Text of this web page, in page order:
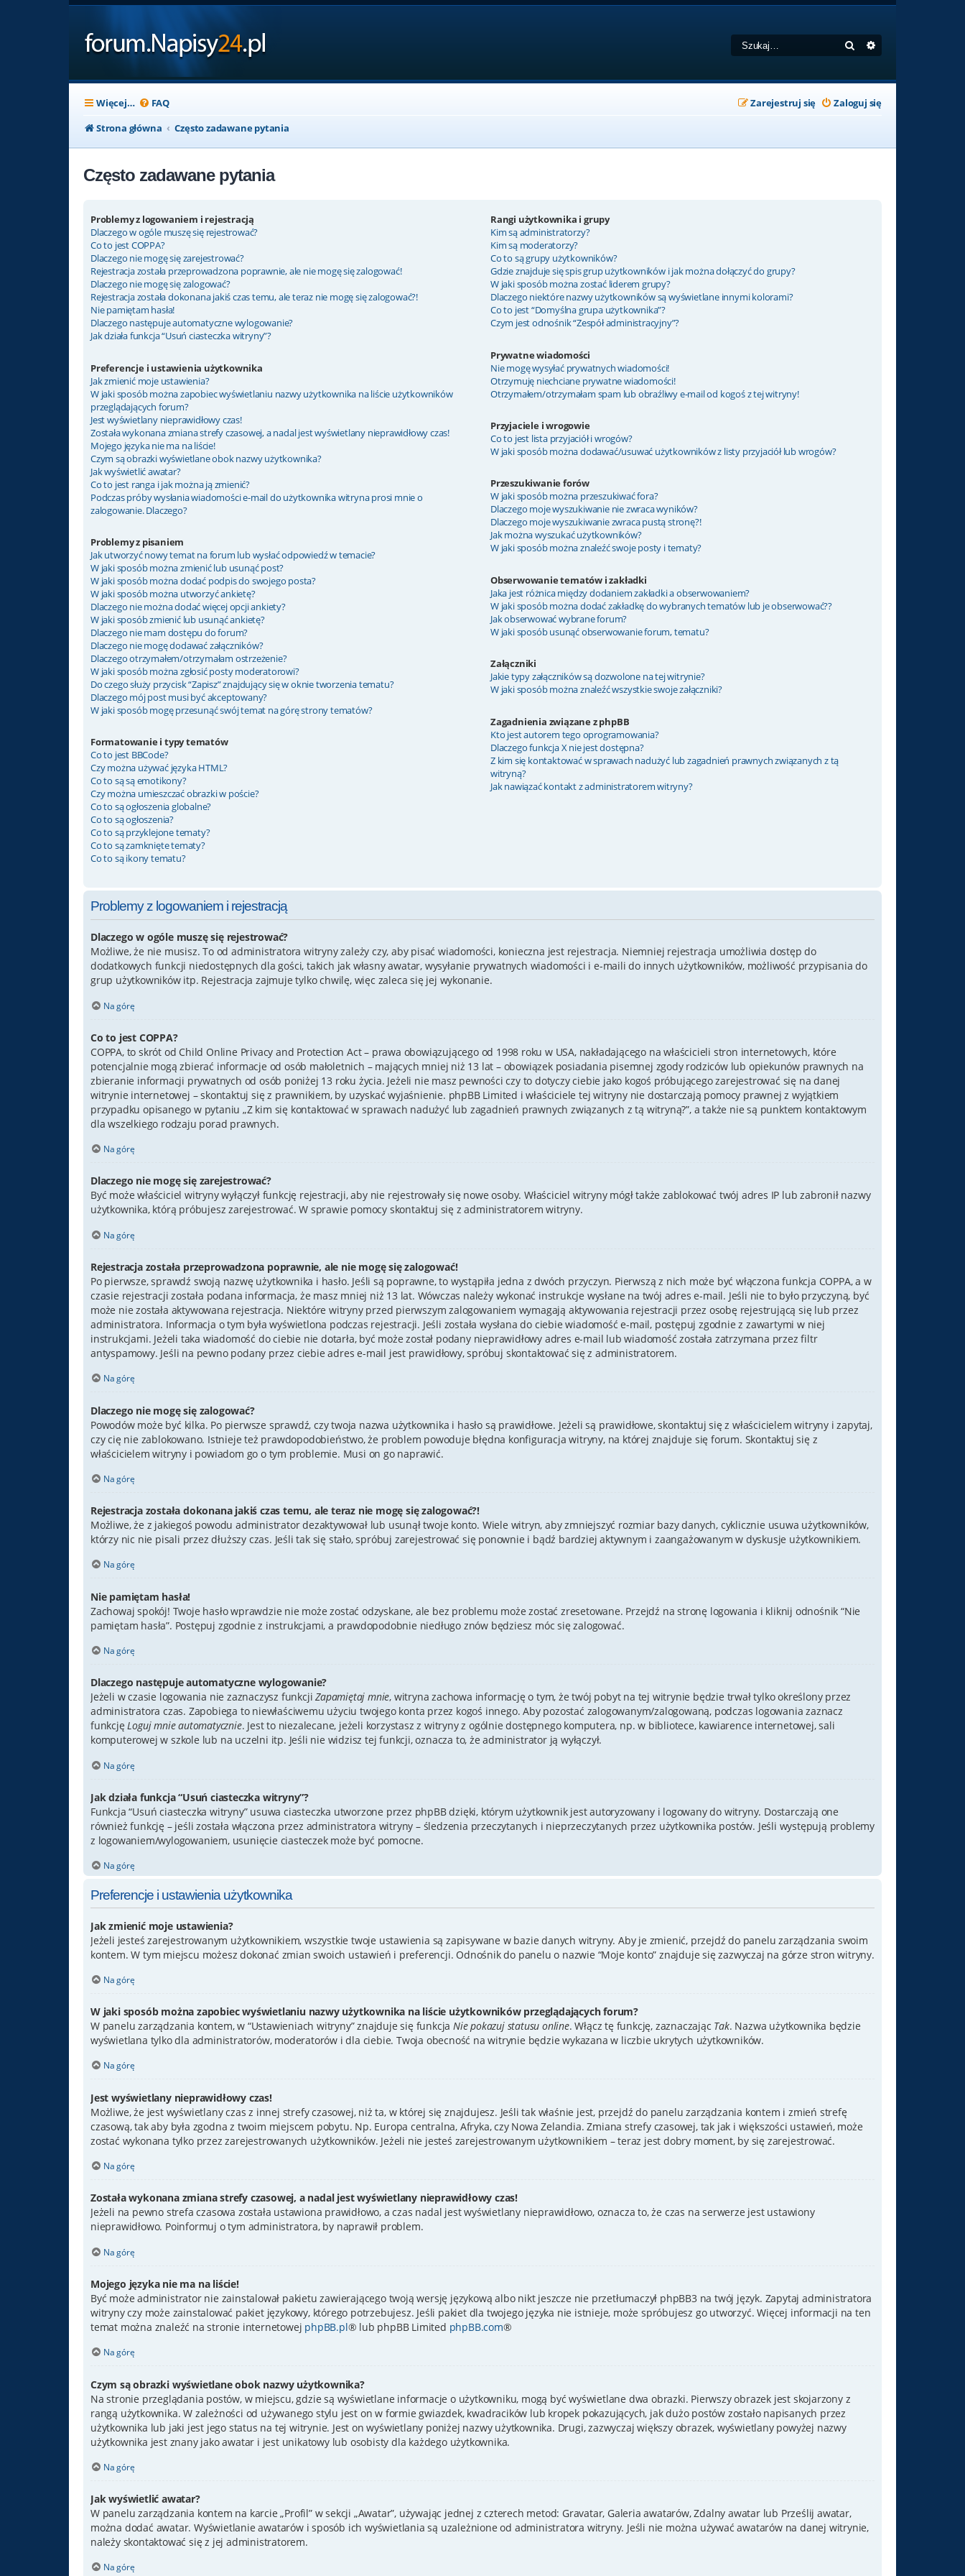
Szukaj
Więcej… FAQ Zaloguj się
Zarejestruj się
Strona główna
Często zadawane pytania
Często zadawane pytania
Problemy z logowaniem i rejestracją
Dlaczego w ogóle muszę się rejestrować?
Co to jest COPPA?
Dlaczego nie mogę się zarejestrować?
Rejestracja została przeprowadzona poprawnie, ale nie mogę się zalogować!
Dlaczego nie mogę się zalogować?
Rejestracja została dokonana jakiś czas temu, ale teraz nie mogę się zalogować?!
Nie pamiętam hasła!
Dlaczego następuje automatyczne wylogowanie?
Jak działa funkcja “Usuń ciasteczka witryny”?
Preferencje i ustawienia użytkownika
Jak zmienić moje ustawienia?
W jaki sposób można zapobiec wyświetlaniu nazwy użytkownika na liście użytkowników
przeglądających forum?
Jest wyświetlany nieprawidłowy czas!
Została wykonana zmiana strefy czasowej, a nadal jest wyświetlany nieprawidłowy czas!
Mojego języka nie ma na liście!
Czym są obrazki wyświetlane obok nazwy użytkownika?
Jak wyświetlić awatar?
Co to jest ranga i jak można ją zmienić?
Podczas próby wysłania wiadomości e-mail do użytkownika witryna prosi mnie o
zalogowanie. Dlaczego?
Problemy z pisaniem
Jak utworzyć nowy temat na forum lub wysłać odpowiedź w temacie?
W jaki sposób można zmienić lub usunąć post?
W jaki sposób można dodać podpis do swojego posta?
W jaki sposób można utworzyć ankietę?
Dlaczego nie można dodać więcej opcji ankiety?
W jaki sposób zmienić lub usunąć ankietę?
Dlaczego nie mam dostępu do forum?
Dlaczego nie mogę dodawać załączników?
Dlaczego otrzymałem/otrzymałam ostrzeżenie?
W jaki sposób można zgłosić posty moderatorowi?
Do czego służy przycisk “Zapisz” znajdujący się w oknie tworzenia tematu?
Dlaczego mój post musi być akceptowany?
W jaki sposób mogę przesunąć swój temat na górę strony tematów?
Formatowanie i typy tematów
Co to jest BBCode?
Czy można używać języka HTML?
Co to są są emotikony?
Czy można umieszczać obrazki w poście?
Co to są ogłoszenia globalne?
Co to są ogłoszenia?
Co to są przyklejone tematy?
Co to są zamknięte tematy?
Co to są ikony tematu?
Rangi użytkownika i grupy
Kim są administratorzy?
Kim są moderatorzy?
Co to są grupy użytkowników?
Gdzie znajduje się spis grup użytkowników i jak można dołączyć do grupy?
W jaki sposób można zostać liderem grupy?
Dlaczego niektóre nazwy użytkowników są wyświetlane innymi kolorami?
Co to jest “Domyślna grupa użytkownika”?
Czym jest odnośnik “Zespół administracyjny”?
Prywatne wiadomości
Nie mogę wysyłać prywatnych wiadomości!
Otrzymuję niechciane prywatne wiadomości!
Otrzymałem/otrzymałam spam lub obraźliwy e-mail od kogoś z tej witryny!
Przyjaciele i wrogowie
Co to jest lista przyjaciół i wrogów?
W jaki sposób można dodawać/usuwać użytkowników z listy przyjaciół lub wrogów?
Przeszukiwanie forów
W jaki sposób można przeszukiwać fora?
Dlaczego moje wyszukiwanie nie zwraca wyników?
Dlaczego moje wyszukiwanie zwraca pustą stronę?!
Jak można wyszukać użytkowników?
W jaki sposób można znaleźć swoje posty i tematy?
Obserwowanie tematów i zakładki
Jaka jest różnica między dodaniem zakładki a obserwowaniem?
W jaki sposób można dodać zakładkę do wybranych tematów lub je obserwować??
Jak obserwować wybrane forum?
W jaki sposób usunąć obserwowanie forum, tematu?
Załączniki
Jakie typy załączników są dozwolone na tej witrynie?
W jaki sposób można znaleźć wszystkie swoje załączniki?
Zagadnienia związane z phpBB
Kto jest autorem tego oprogramowania?
Dlaczego funkcja X nie jest dostępna?
Z kim się kontaktować w sprawach nadużyć lub zagadnień prawnych związanych z tą
witryną?
Jak nawiązać kontakt z administratorem witryny?
Problemy z logowaniem i rejestracją
Dlaczego w ogóle muszę się rejestrować?
Możliwe, że nie musisz. To od administratora witryny zależy czy, aby pisać wiadomości, konieczna jest rejestracja. Niemniej rejestracja umożliwia dostęp do
dodatkowych funkcji niedostępnych dla gości, takich jak własny awatar, wysyłanie prywatnych wiadomości i e-maili do innych użytkowników, możliwość przypisania do
grup użytkowników itp. Rejestracja zajmuje tylko chwilę, więc zaleca się jej wykonanie.
Na górę
Co to jest COPPA?
COPPA, to skrót od Child Online Privacy and Protection Act – prawa obowiązującego od 1998 roku w USA, nakładającego na właścicieli stron internetowych, które
potencjalnie mogą zbierać informacje od osób małoletnich – mających mniej niż 13 lat – obowiązek posiadania pisemnej zgody rodziców lub opiekunów prawnych na
zbieranie informacji prywatnych od osób poniżej 13 roku życia. Jeżeli nie masz pewności czy to dotyczy ciebie jako kogoś próbującego zarejestrować się na danej
witrynie internetowej – skontaktuj się z prawnikiem, by uzyskać wyjaśnienie. phpBB Limited i właściciele tej witryny nie dostarczają pomocy prawnej z wyjątkiem
przypadku opisanego w pytaniu „Z kim się kontaktować w sprawach nadużyć lub zagadnień prawnych związanych z tą witryną?”, a także nie są punktem kontaktowym
dla wszelkiego rodzaju porad prawnych.
Na górę
Dlaczego nie mogę się zarejestrować?
Być może właściciel witryny wyłączył funkcję rejestracji, aby nie rejestrowały się nowe osoby. Właściciel witryny mógł także zablokować twój adres IP lub zabronił nazwy
użytkownika, którą próbujesz zarejestrować. W sprawie pomocy skontaktuj się z administratorem witryny.
Na górę
Rejestracja została przeprowadzona poprawnie, ale nie mogę się zalogować!
Po pierwsze, sprawdź swoją nazwę użytkownika i hasło. Jeśli są poprawne, to wystąpiła jedna z dwóch przyczyn. Pierwszą z nich może być włączona funkcja COPPA, a w
czasie rejestracji została podana informacja, że masz mniej niż 13 lat. Wówczas należy wykonać instrukcje wysłane na twój adres e-mail. Jeśli nie to było przyczyną, być
może nie została aktywowana rejestracja. Niektóre witryny przed pierwszym zalogowaniem wymagają aktywowania rejestracji przez osobę rejestrującą się lub przez
administratora. Informacja o tym była wyświetlona podczas rejestracji. Jeśli została wysłana do ciebie wiadomość e-mail, postępuj zgodnie z zawartymi w niej
instrukcjami. Jeżeli taka wiadomość do ciebie nie dotarła, być może został podany nieprawidłowy adres e-mail lub wiadomość została zatrzymana przez filtr
antyspamowy. Jeśli na pewno podany przez ciebie adres e-mail jest prawidłowy, spróbuj skontaktować się z administratorem.
Na górę
Dlaczego nie mogę się zalogować?
Powodów może być kilka. Po pierwsze sprawdź, czy twoja nazwa użytkownika i hasło są prawidłowe. Jeżeli są prawidłowe, skontaktuj się z właścicielem witryny i zapytaj,
czy cię nie zablokowano. Istnieje też prawdopodobieństwo, że problem powoduje błędna konfiguracja witryny, na której znajduje się forum. Skontaktuj się z
właścicielem witryny i powiadom go o tym problemie. Musi on go naprawić.
Na górę
Rejestracja została dokonana jakiś czas temu, ale teraz nie mogę się zalogować?!
Możliwe, że z jakiegoś powodu administrator dezaktywował lub usunął twoje konto. Wiele witryn, aby zmniejszyć rozmiar bazy danych, cyklicznie usuwa użytkowników,
którzy nic nie pisali przez dłuższy czas. Jeśli tak się stało, spróbuj zarejestrować się ponownie i bądź bardziej aktywnym i zaangażowanym w dyskusje użytkownikiem.
Na górę
Nie pamiętam hasła!
Zachowaj spokój! Twoje hasło wprawdzie nie może zostać odzyskane, ale bez problemu może zostać zresetowane. Przejdź na stronę logowania i kliknij odnośnik “Nie
pamiętam hasła”. Postępuj zgodnie z instrukcjami, a prawdopodobnie niedługo znów będziesz móc się zalogować.
Na górę
Dlaczego następuje automatyczne wylogowanie?
Jeżeli w czasie logowania nie zaznaczysz funkcjiZapamiętaj mnie, witryna zachowa informację o tym, że twój pobyt na tej witrynie będzie trwał tylko określony przez
administratora czas. Zapobiega to niewłaściwemu użyciu twojego konta przez kogoś innego. Aby pozostać zalogowanym/zalogowaną, podczas logowania zaznacz
funkcjęLoguj mnie automatycznie. Jest to niezalecane, jeżeli korzystasz z witryny z ogólnie dostępnego komputera, np. w bibliotece, kawiarence internetowej, sali
komputerowej w szkole lub na uczelni itp. Jeśli nie widzisz tej funkcji, oznacza to, że administrator ją wyłączył.
Na górę
Jak działa funkcja “Usuń ciasteczka witryny”?
Funkcja “Usuń ciasteczka witryny” usuwa ciasteczka utworzone przez phpBB dzięki, którym użytkownik jest autoryzowany i logowany do witryny. Dostarczają one
również funkcję – jeśli została włączona przez administratora witryny – śledzenia przeczytanych i nieprzeczytanych przez użytkownika postów. Jeśli występują problemy
z logowaniem/wylogowaniem, usunięcie ciasteczek może być pomocne.
Na górę
Preferencje i ustawienia użytkownika
Jak zmienić moje ustawienia?
Jeżeli jesteś zarejestrowanym użytkownikiem, wszystkie twoje ustawienia są zapisywane w bazie danych witryny. Aby je zmienić, przejdź do panelu zarządzania swoim
kontem. W tym miejscu możesz dokonać zmian swoich ustawień i preferencji. Odnośnik do panelu o nazwie “Moje konto” znajduje się zazwyczaj na górze stron witryny.
Na górę
W jaki sposób można zapobiec wyświetlaniu nazwy użytkownika na liście użytkowników przeglądających forum?
W panelu zarządzania kontem, w “Ustawieniach witryny” znajduje się funkcja Nie pokazuj statusu online. Włącz tę funkcję, zaznaczając Tak. Nazwa użytkownika będzie
wyświetlana tylko dla administratorów, moderatorów i dla ciebie. Twoja obecność na witrynie będzie wykazana w liczbie ukrytych użytkowników.
Na górę
Jest wyświetlany nieprawidłowy czas!
Możliwe, że jest wyświetlany czas z innej strefy czasowej, niż ta, w której się znajdujesz. Jeśli tak właśnie jest, przejdź do panelu zarządzania kontem i zmień strefę
czasową, tak aby była zgodna z twoim miejscem pobytu. Np. Europa centralna, Afryka, czy Nowa Zelandia. Zmiana strefy czasowej, tak jak i większości ustawień, może
zostać wykonana tylko przez zarejestrowanych użytkowników. Jeżeli nie jesteś zarejestrowanym użytkownikiem – teraz jest dobry moment, by się zarejestrować.
Na górę
Została wykonana zmiana strefy czasowej, a nadal jest wyświetlany nieprawidłowy czas!
Jeżeli na pewno strefa czasowa została ustawiona prawidłowo, a czas nadal jest wyświetlany nieprawidłowo, oznacza to, że czas na serwerze jest ustawiony
nieprawidłowo. Poinformuj o tym administratora, by naprawił problem.
Na górę
Mojego języka nie ma na liście!
Być może administrator nie zainstalował pakietu zawierającego twoją wersję językową albo nikt jeszcze nie przetłumaczył phpBB3 na twój język. Zapytaj administratora
witryny czy może zainstalować pakiet językowy, którego potrzebujesz. Jeśli pakiet dla twojego języka nie istnieje, może spróbujesz go utworzyć. Więcej informacji na ten
temat można znaleźć na stronie internetowej phpBB.pl® lub phpBB Limited phpBB.com®
Na górę
Czym są obrazki wyświetlane obok nazwy użytkownika?
Na stronie przeglądania postów, w miejscu, gdzie są wyświetlane informacje o użytkowniku, mogą być wyświetlane dwa obrazki. Pierwszy obrazek jest skojarzony z
rangą użytkownika. W zależności od używanego stylu jest on w formie gwiazdek, kwadracików lub kropek pokazujących, jak dużo postów zostało napisanych przez
użytkownika lub jaki jest jego status na tej witrynie. Jest on wyświetlany poniżej nazwy użytkownika. Drugi, zazwyczaj większy obrazek, wyświetlany powyżej nazwy
użytkownika jest znany jako awatar i jest unikatowy lub osobisty dla każdego użytkownika.
Na górę
Jak wyświetlić awatar?
W panelu zarządzania kontem na karcie „Profil” w sekcji „Awatar”, używając jednej z czterech metod: Gravatar, Galeria awatarów, Zdalny awatar lub Prześlij awatar,
można dodać awatar. Wyświetlanie awatarów i sposób ich wyświetlania są uzależnione od administratora witryny. Jeśli nie można używać awatarów na danej witrynie,
należy skontaktować się z jej administratorem.
Na górę